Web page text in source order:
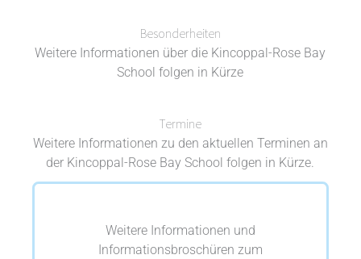
Besonderheiten
Weitere Informationen über die Kincoppal-Rose Bay
School folgen in Kürze
Termine
Weitere Informationen zu den aktuellen Terminen an
der Kincoppal-Rose Bay School folgen in Kürze.
Weitere Informationen und
Informationsbroschüren zum